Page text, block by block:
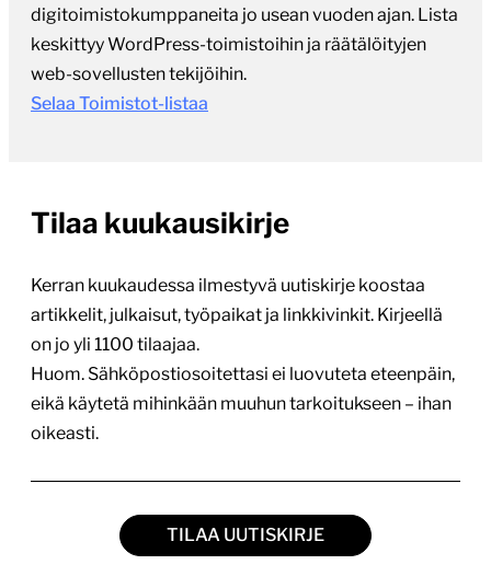
digitoimistokumppaneita jo usean vuoden ajan. Lista
keskittyy WordPress-toimistoihin ja räätälöityjen
web-sovellusten tekijöihin.
Selaa Toimistot-listaa
Tilaa kuukausikirje
Kerran kuukaudessa ilmestyvä uutiskirje koostaa
artikkelit, julkaisut, työpaikat ja linkkivinkit. Kirjeellä
on jo yli 1100 tilaajaa.
Huom. Sähköpostiosoitettasi ei luovuteta eteenpäin,
eikä käytetä mihinkään muuhun tarkoitukseen – ihan
oikeasti.
TILAA UUTISKIRJE